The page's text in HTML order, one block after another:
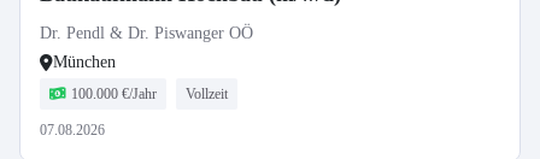
Dr. Pendl & Dr. Piswanger OÖ
München
100.000 €/Jahr Vollzeit
07.08.2026